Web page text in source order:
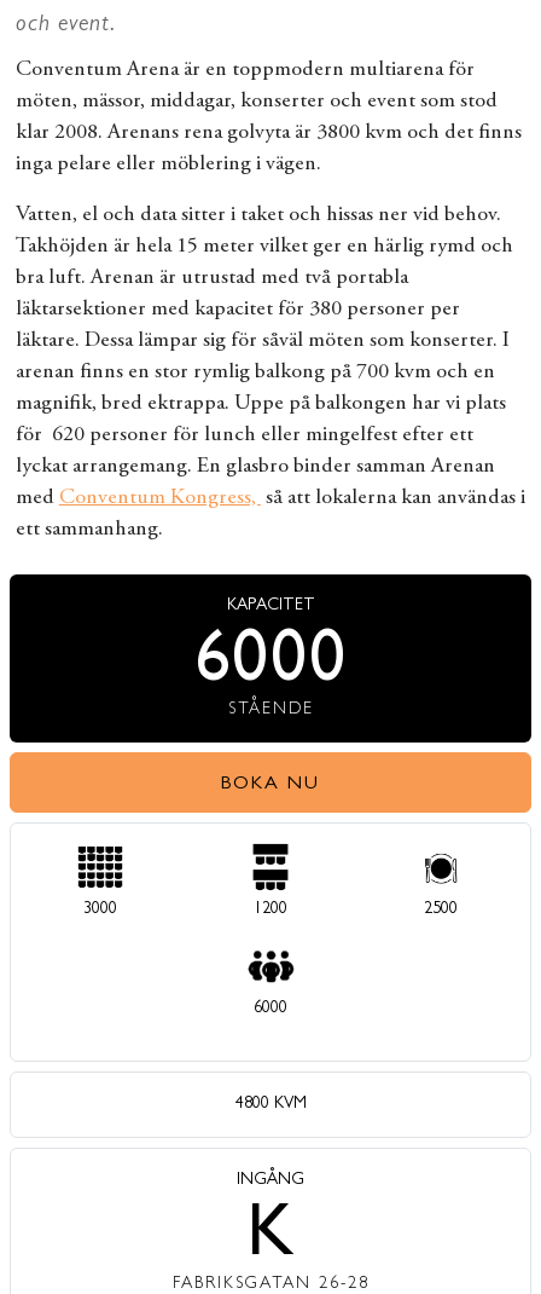
och event.
Conventum Arena är en toppmodern multiarena för
möten, mässor, middagar, konserter och event som stod
klar 2008. Arenans rena golvyta är 3800 kvm och det finns
inga pelare eller möblering i vägen.
Vatten, el och data sitter i taket och hissas ner vid behov.
Takhöjden är hela 15 meter vilket ger en härlig rymd och
bra luft. Arenan är utrustad med två portabla
läktarsektioner med kapacitet för 380 personer per
läktare. Dessa lämpar sig för såväl möten som konserter. I
arenan finns en stor rymlig balkong på 700 kvm och en
magnifik, bred ektrappa. Uppe på balkongen har vi plats
för 620 personer för lunch eller mingelfest efter ett
lyckat arrangemang. En glasbro binder samman Arenan
med Conventum Kongress, så att lokalerna kan användas i
ett sammanhang.
KAPACITET
6000
STÅENDE
BOKA NU
3000 1200 2500
6000
4800 KVM
INGÅNG
K
FABRIKSGATAN 26-28